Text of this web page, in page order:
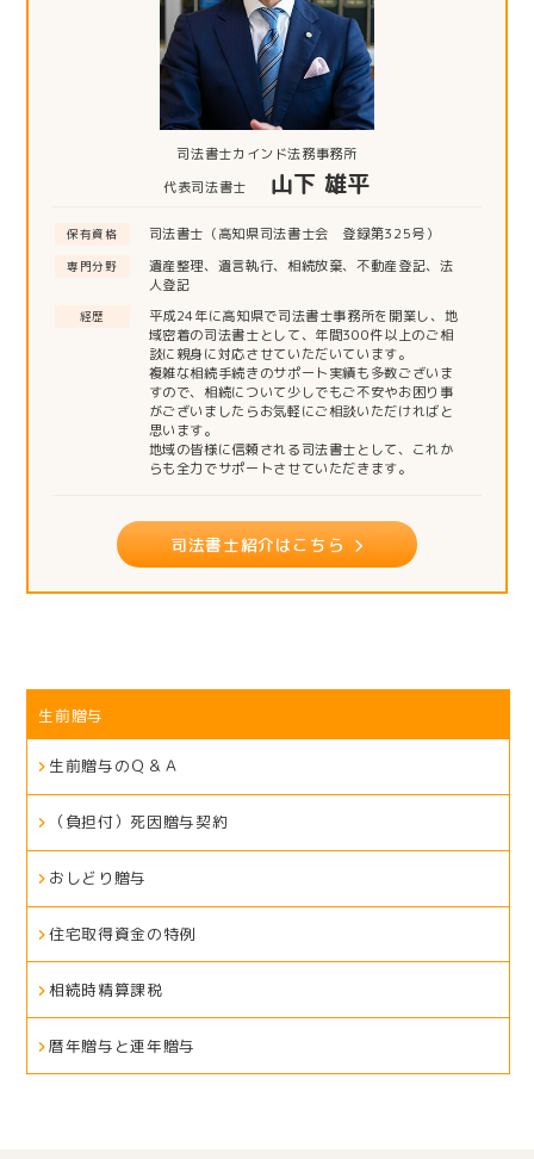
司法書士カインド法務事務所
代表司法書士
山下 雄平
保有資格 司法書士（高知県司法書士会 登録第325号）
専門分野
遺産整理、遺言執行、相続放棄、不動産登記、法
人登記
経歴
平成24年に高知県で司法書士事務所を開業し、地
域密着の司法書士として、年間300件以上のご相
談に親身に対応させていただいています。
複雑な相続手続きのサポート実績も多数ございま
すので、相続について少しでもご不安やお困り事
がございましたらお気軽にご相談いただければと
思います。
地域の皆様に信頼される司法書士として、これか
らも全力でサポートさせていただきます。
司法書士紹介はこちら
生前贈与
生前贈与のＱ＆Ａ
（負担付）死因贈与契約
おしどり贈与
住宅取得資金の特例
相続時精算課税
暦年贈与と連年贈与